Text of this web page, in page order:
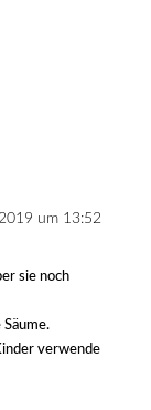
um 13:52
sie noch
verwende